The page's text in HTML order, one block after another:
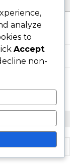
analyze
to
Accept
non-